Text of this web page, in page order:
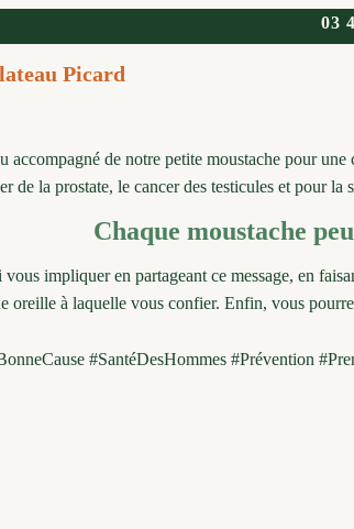
03
Picard
de notre petite moustache pour
de la prostate, le cancer des testicules et pour la
Chaque moustache
impliquer en partageant ce message, en
à laquelle vous confier. Enfin, vous
#SantéDesHommes #Prévention